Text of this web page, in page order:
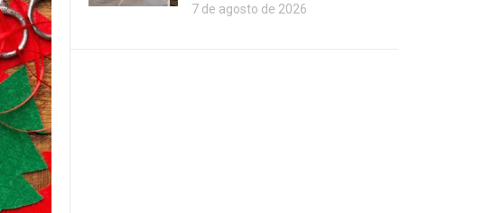
7 de agosto de 2026